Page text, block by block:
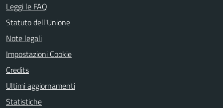
Leggi le FAQ
Statuto dell'Unione
Note legali
Impostazioni Cookie
Credits
Ultimi aggiornamenti
Statistiche